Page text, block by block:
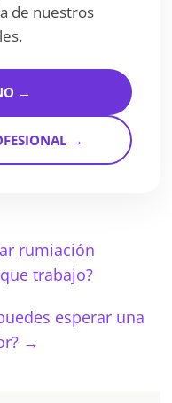
de nuestros
→
→
rumiación
trabajo?
esperar una
→